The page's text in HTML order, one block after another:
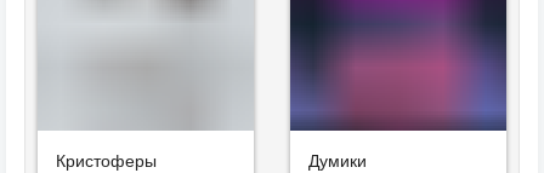
Кристоферы Думики